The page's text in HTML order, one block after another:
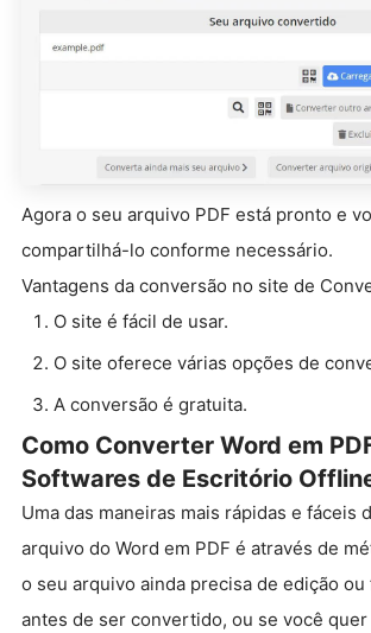
Agora o seu arquivo PDF está pronto e
compartilhá-lo conforme necessário.
Vantagens da conversão no site de
O site é fácil de usar.
O site oferece várias opções de
A conversão é gratuita.
Como Converter Word em
Softwares de Escritório
Uma das maneiras mais rápidas e fáceis
arquivo do Word em PDF é através de
o seu arquivo ainda precisa de edição ou
antes de ser convertido, ou se você